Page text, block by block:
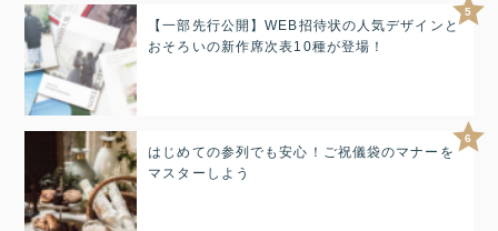
5
【一部先行公開】WEB招待状の人気デザインと
おそろいの新作席次表10種が登場！
6
はじめての参列でも安心！ご祝儀袋のマナーを
マスターしよう